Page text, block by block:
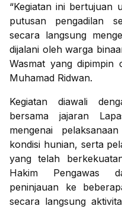
“Kegiatan ini bertujuan
putusan pengadilan
secara langsung
dijalani oleh warga
Wasmat yang
Muhamad Ridwan.
Kegiatan diawali
bersama jajaran
mengenai
kondisi hunian, serta
yang telah
Hakim Pengawas
peninjauan ke
secara langsung